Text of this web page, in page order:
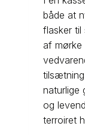
både at
flasker til
af mørke
naturlige
og
terroiret